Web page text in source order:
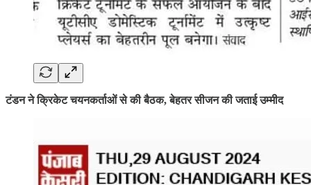
टंडन ने क्रिकेट चयनकर्ताओं से की बैठक, बेहतर सीजन की जताई उम्मीद